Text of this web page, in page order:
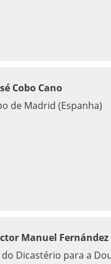
Cobo Cano
de Madrid (Espanha)
Manuel Fernández
Dicastério para a